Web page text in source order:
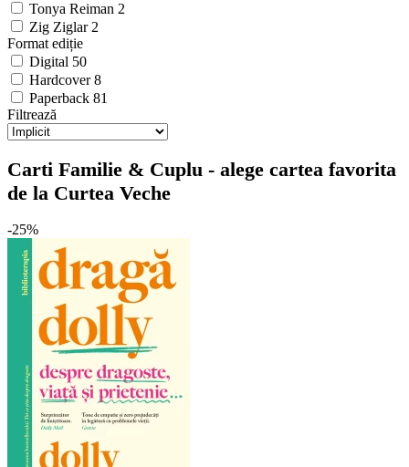
Tonya Reiman 2
Zig Ziglar 2
Format ediție
Digital 50
Hardcover8
Paperback 81
Filtrează
Carti Familie & Cuplu - alege cartea favorita
de la Curtea Veche
-25%